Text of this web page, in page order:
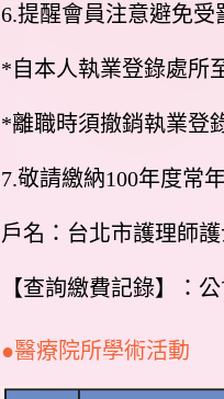
6.提醒會員注意避免受
*自本人執業登錄處所
*離職時須撤銷執業登
7.敬請繳納100年度常
戶名：台北市護理師
【查詢繳費記錄】
●醫療院所學術活動